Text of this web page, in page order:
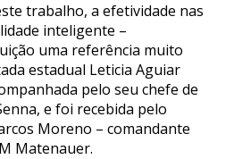
trabalho, a efetividade nas
inteligente –
uma referência muito
estadual Leticia Aguiar
pelo seu chefe de
e foi recebida pelo
Moreno – comandante
Matenauer.